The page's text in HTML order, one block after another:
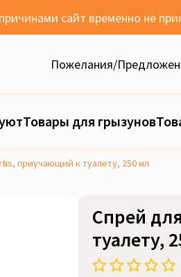
сайт временно не
Пожелания/
Товары для грызунов
приучающий к туалету, 250 мл
Спрей
туалету,